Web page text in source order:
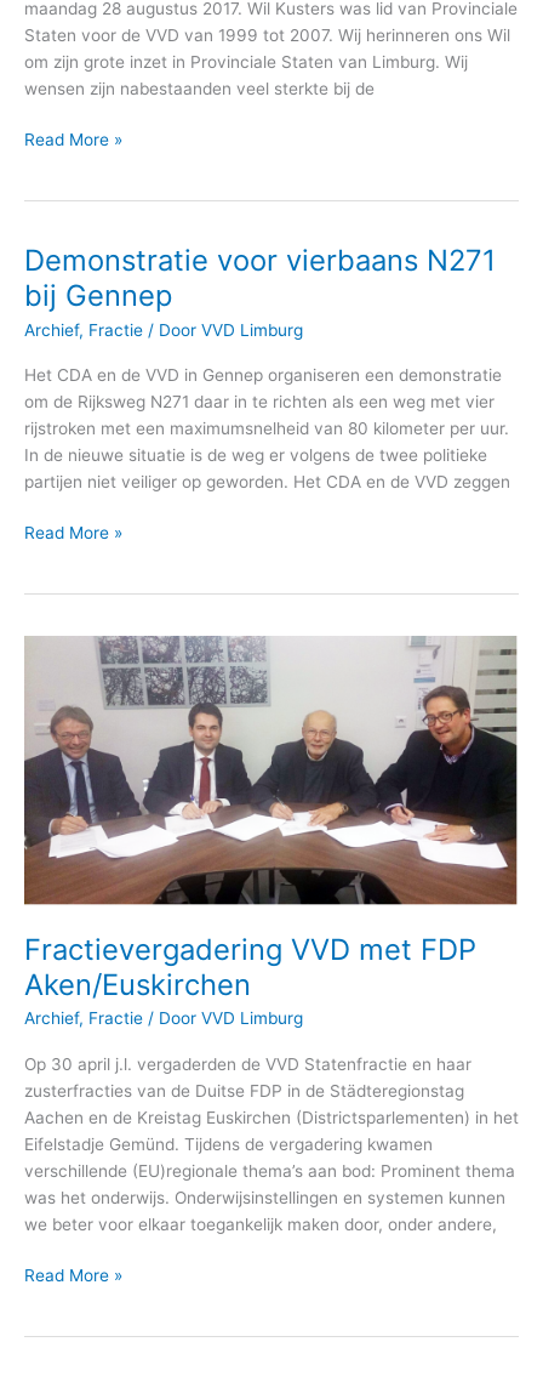
maandag 28 augustus 2017. Wil Kusters was lid van Provinciale
Staten voor de VVD van 1999 tot 2007. Wij herinneren ons Wil
om zijn grote inzet in Provinciale Staten van Limburg. Wij
wensen zijn nabestaanden veel sterkte bij de
Read More »
Demonstratie voor vierbaans N271
bij Gennep
Archief, Fractie / Door VVD Limburg
Het CDA en de VVD in Gennep organiseren een demonstratie
om de Rijksweg N271 daar in te richten als een weg met vier
rijstroken met een maximumsnelheid van 80 kilometer per uur.
In de nieuwe situatie is de weg er volgens de twee politieke
partijen niet veiliger op geworden. Het CDA en de VVD zeggen
Demonstratie
voor
vierbaans
N271
Read More »
Fractievergadering VVD met FDP
Aken/Euskirchen
Archief, Fractie / Door VVD Limburg
Op 30 april j.l. vergaderden de VVD Statenfractie en haar
zusterfracties van de Duitse FDP in de Städteregionstag
Aachen en de Kreistag Euskirchen (Districtsparlementen) in het
Eifelstadje Gemünd. Tijdens de vergadering kwamen
verschillende (EU)regionale thema’s aan bod: Prominent thema
was het onderwijs. Onderwijsinstellingen en systemen kunnen
we beter voor elkaar toegankelijk maken door, onder andere,
Fractievergadering
FDP
Aken/Euskirchen
Read More »